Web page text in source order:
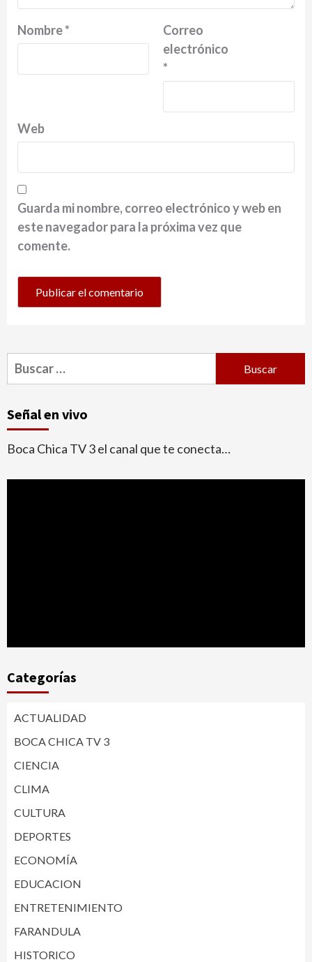
Nombre*
Correo
electrónico
*
Web
Guarda mi nombre, correo electrónico y web en
este navegador para la próxima vez que
comente.
Buscar:
Señal en vivo
Boca Chica TV 3 el canal que te conecta…
Categorías
ACTUALIDAD
BOCA CHICA TV 3
CIENCIA
CLIMA
CULTURA
DEPORTES
ECONOMÍA
EDUCACION
ENTRETENIMIENTO
FARANDULA
HISTORICO